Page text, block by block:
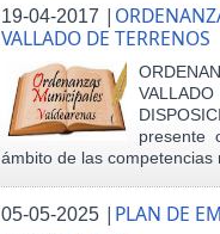
19-04-2017 |
VALLADO DE TERRENOS
presente
ámbito de las
05-05-2025 | PLAN DE